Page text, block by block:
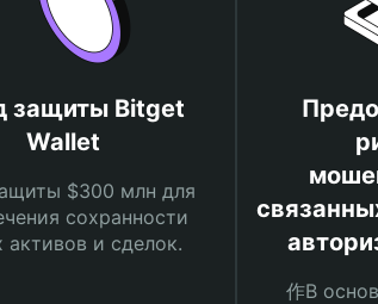
защиты Bitget
Wallet
$300 млн для
сохранности
активов и сделок.
作В